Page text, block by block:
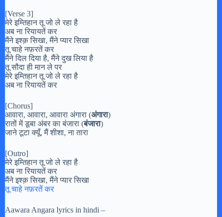
[Verse 3]
मेरे इम्तिहान तू जो ले रहा है
अब ना रियायतें कर
मैंने इश्क़ सिखा, मैंने प्यार सिखा
तू चाहे नफ़रतें कर
मैंने दिल दिया है, मैंने दुख लिया है
तू सौदा ही मान ले पर
मेरे इम्तिहान तू जो ले रहा है
अब ना रियायतें कर
[Chorus]
आवारा, आवारा, आवारा अंगारा (अंगारा)
रातों में डूबा अंबर का बंजारा (बंजारा)
जाने टूटा क्यूँ, मैं शीशा, ना तारा
[Outro]
मेरे इम्तिहान तू जो ले रहा है
अब ना रियायतें कर
मैंने इश्क़ सिखा, मैंने प्यार सिखा
तू चाहे नफ़रतें कर
Aawara Angara lyrics in hindi –